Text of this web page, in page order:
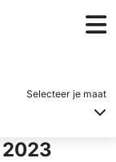
Selecteer je maat
Sale – 2023
in de
2023